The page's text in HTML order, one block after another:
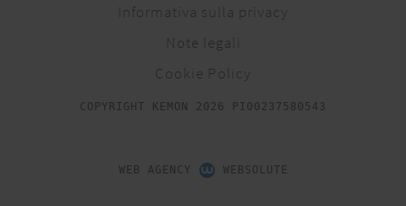
Informativa sulla privacy
Note legali
Cookie Policy
COPYRIGHT KEMON 2026 PI00237580543
WEB AGENCY WEBSOLUTE